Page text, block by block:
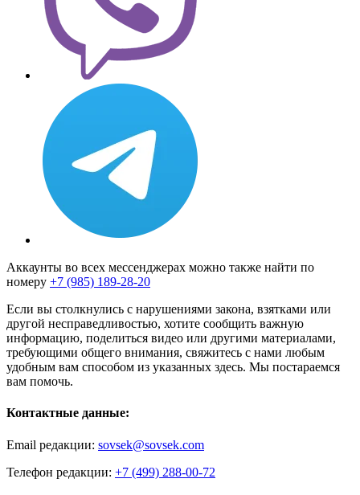
Аккаунты во всех мессенджерах можно также найти по
номеру +7 (985) 189-28-20
Если вы столкнулись с нарушениями закона, взятками или
другой несправедливостью, хотите сообщить важную
информацию, поделиться видео или другими материалами,
требующими общего внимания, свяжитесь с нами любым
удобным вам способом из указанных здесь. Мы постараемся
вам помочь.
Контактные данные:
Email редакции: sovsek@sovsek.com
Телефон редакции: +7 (499) 288-00-72